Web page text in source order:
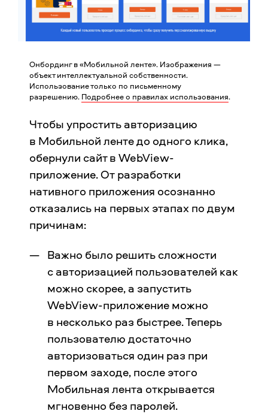
Онбординг в «Мобильной ленте». Изображения —
объект интеллектуальной собственности.
Использование только по письменному
разрешению. Подробнее о правилах использования.
Чтобы упростить авторизацию
в Мобильной ленте до одного клика,
обернули сайт в WebView-
приложение. От разработки
нативного приложения осознанно
отказались на первых этапах по двум
причинам:
Важно было решить сложности
с авторизацией пользователей как
можно скорее, а запустить
WebView-приложение можно
в несколько раз быстрее. Теперь
пользователю достаточно
авторизоваться один раз при
первом заходе, после этого
Мобильная лента открывается
мгновенно без паролей.